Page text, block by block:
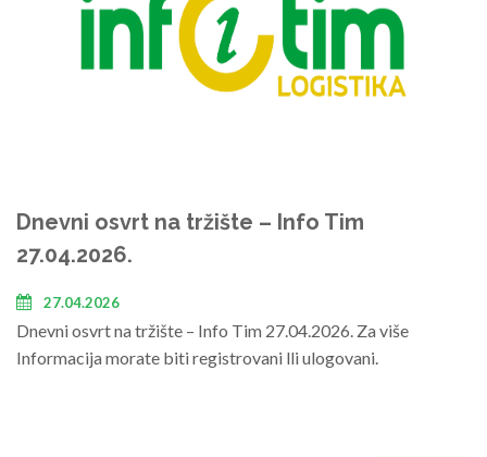
Dnevni osvrt na tržište – Info Tim
27.04.2026.
27.04.2026
Dnevni osvrt na tržište – Info Tim 27.04.2026. Za više
Informacija morate biti registrovani lli ulogovani.